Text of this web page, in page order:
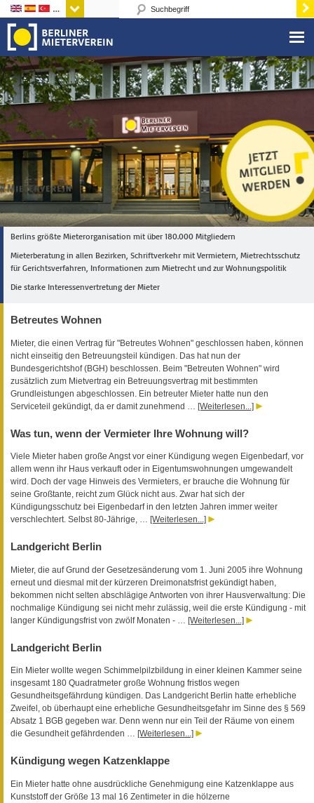
Sprachen
Berlins größte Mieterorganisation mit über 180.000 Mitgliedern
Mieterberatung in allen Bezirken, Schriftverkehr mit Vermietern, Mietrechtsschutz
für Gerichtsverfahren, Informationen zum Mietrecht und zur Wohnungspolitik
Die starke Interessenvertretung der Mieter
Betreutes Wohnen
Mieter, die einen Vertrag für "Betreutes Wohnen" geschlossen haben, können
nicht einseitig den Betreuungsteil kündigen. Das hat nun der
Bundesgerichtshof (BGH) beschlossen. Beim "Betreuten Wohnen" wird
zusätzlich zum Mietvertrag ein Betreuungsvertrag mit bestimmten
Grundleistungen abgeschlossen. Ein betreuter Mieter hatte nun den
Serviceteil gekündigt, da er damit zunehmend … [Weiterlesen...]
Was tun, wenn der Vermieter Ihre Wohnung will?
Viele Mieter haben große Angst vor einer Kündigung wegen Eigenbedarf, vor
allem wenn ihr Haus verkauft oder in Eigentumswohnungen umgewandelt
wird. Doch der vage Hinweis des Vermieters, er brauche die Wohnung für
seine Großtante, reicht zum Glück nicht aus. Zwar hat sich der
Kündigungsschutz bei Eigenbedarf in den letzten Jahren immer weiter
verschlechtert. Selbst 80-Jährige, … [Weiterlesen...]
Landgericht Berlin
Mieter, die auf Grund der Gesetzesänderung vom 1. Juni 2005 ihre Wohnung
erneut und diesmal mit der kürzeren Dreimonatsfrist gekündigt haben,
bekommen nicht selten abschlägige Antworten von ihrer Hausverwaltung: Die
nochmalige Kündigung sei nicht mehr zulässig, weil die erste Kündigung - mit
langer Kündigungsfrist von zwölf Monaten - … [Weiterlesen...]
Landgericht Berlin
Ein Mieter wollte wegen Schimmelpilzbildung in einer kleinen Kammer seine
insgesamt 180 Quadratmeter große Wohnung fristlos wegen
Gesundheitsgefährdung kündigen. Das Landgericht Berlin hatte erhebliche
Zweifel, ob überhaupt eine erhebliche Gesundheitsgefahr im Sinne des § 569
Absatz 1 BGB gegeben war. Denn wenn nur ein Teil der Räume von einem
die Gesundheit gefährdenden … [Weiterlesen...]
Kündigung wegen Katzenklappe
Ein Mieter hatte ohne ausdrückliche Genehmigung eine Katzenklappe aus
Kunststoff der Größe 13 mal 16 Zentimeter in die hölzerne